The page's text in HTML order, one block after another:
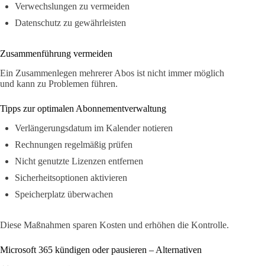
Verwechslungen zu vermeiden
Datenschutz zu gewährleisten
Zusammenführung vermeiden
Ein Zusammenlegen mehrerer Abos ist nicht immer möglich
und kann zu Problemen führen.
Tipps zur optimalen Abonnementverwaltung
Verlängerungsdatum im Kalender notieren
Rechnungen regelmäßig prüfen
Nicht genutzte Lizenzen entfernen
Sicherheitsoptionen aktivieren
Speicherplatz überwachen
Diese Maßnahmen sparen Kosten und erhöhen die Kontrolle.
Microsoft 365 kündigen oder pausieren – Alternativen